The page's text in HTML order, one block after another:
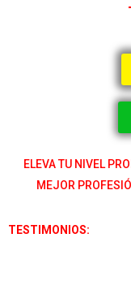
ELEVA TU NIVEL
MEJOR
TESTIMONIOS: